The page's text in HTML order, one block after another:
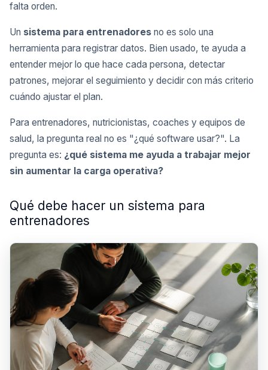
falta orden.
Un sistema para entrenadores no es solo una
herramienta para registrar datos. Bien usado, te ayuda a
entender mejor lo que hace cada persona, detectar
patrones, mejorar el seguimiento y decidir con más criterio
cuándo ajustar el plan.
Para entrenadores, nutricionistas, coaches y equipos de
salud, la pregunta real no es "¿qué software usar?". La
pregunta es: ¿qué sistema me ayuda a trabajar mejor
sin aumentar la carga operativa?
Qué debe hacer un sistema para
entrenadores